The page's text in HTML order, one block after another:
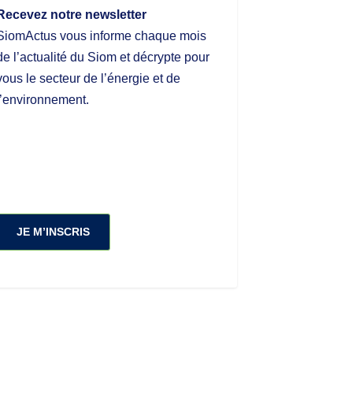
notre newsletter
vous informe chaque mois
l’actualité du Siom et décrypte pour
le secteur de l’énergie et de
l’environnement.
JE M’INSCRIS